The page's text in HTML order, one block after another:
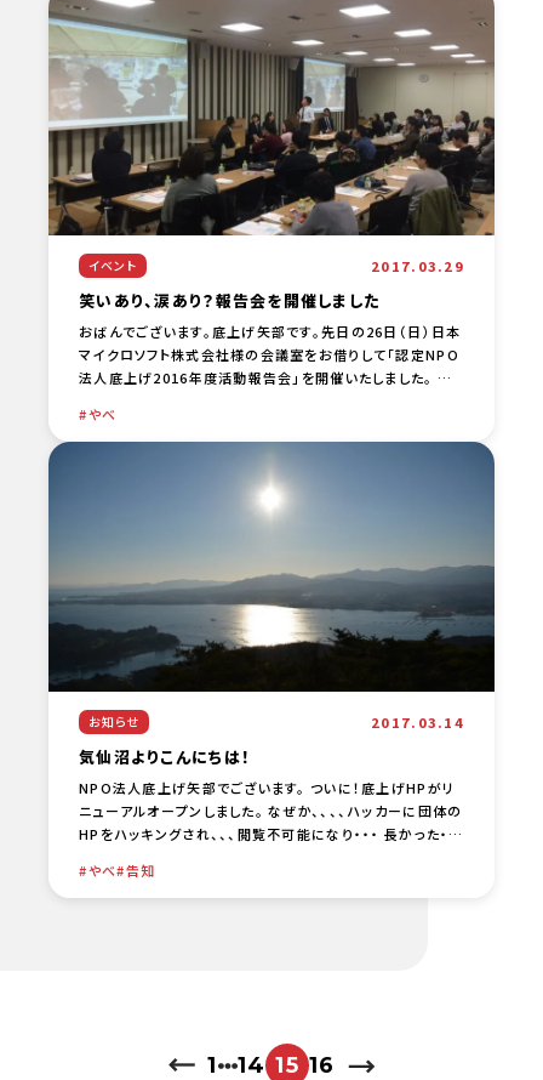
イベント 2017.03.29
笑いあり、涙あり？報告会を開催しました
おばんでございます。底上げ矢部です。先日の26日（日）日本
マイクロソフト株式会社様の会議室をお借りして「認定NPO
法人底上げ2016年度活動報告会」を開催いたしました。 年
やべ
お知らせ 2017.03.14
気仙沼よりこんにちは！
NPO法人底上げ矢部でございます。 ついに！底上げHPがリ
ニューアルオープンしました。 なぜか、、、、ハッカーに団体の
HPをハッキングされ、、、閲覧不可能になり・・・ 長かった・・
やべ 告知
1 14 15 16